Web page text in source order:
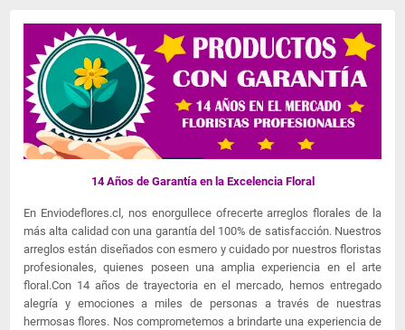
14 Años de Garantía en la Excelencia Floral
En Enviodeflores.cl, nos enorgullece ofrecerte arreglos florales de la
más alta calidad con una garantía del 100% de satisfacción. Nuestros
arreglos están diseñados con esmero y cuidado por nuestros floristas
profesionales, quienes poseen una amplia experiencia en el arte
floral.Con 14 años de trayectoria en el mercado, hemos entregado
alegría y emociones a miles de personas a través de nuestras
hermosas flores. Nos comprometemos a brindarte una experiencia de